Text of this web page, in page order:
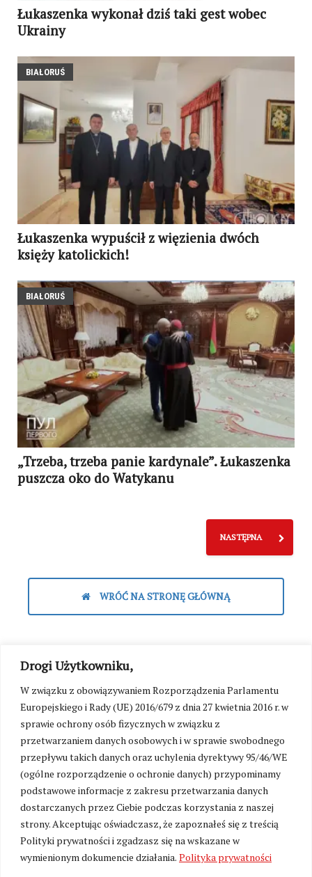
Drogi Użytkowniku,
W związku z obowiązywaniem Rozporządzenia Parlamentu
Europejskiego i Rady (UE) 2016/679 z dnia 27 kwietnia 2016 r. w
sprawie ochrony osób fizycznych w związku z
przetwarzaniem danych osobowych i w sprawie swobodnego
przepływu takich danych oraz uchylenia dyrektywy 95/46/WE
(ogólne rozporządzenie o ochronie danych) przypominamy
podstawowe informacje z zakresu przetwarzania danych
dostarczanych przez Ciebie podczas korzystania z naszej
strony. Akceptując oświadczasz, że zapoznałeś się z treścią
Polityki prywatności i zgadzasz się na wskazane w
wymienionym dokumencie działania. Polityka prywatności
Łukaszenka wykonał dziś taki gest wobec
Ukrainy
BIAŁORUŚ
Łukaszenka wypuścił z więzienia dwóch
księży katolickich!
BIAŁORUŚ
„Trzeba, trzeba panie kardynale”. Łukaszenka
puszcza oko do Watykanu
NASTĘPNA
WRÓĆ NA STRONĘ GŁÓWNĄ
Zmień ustawienia cookies